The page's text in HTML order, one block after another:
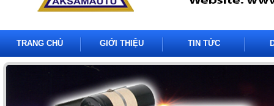
TRANG CHỦ GIỚI THIỆU TIN TỨC